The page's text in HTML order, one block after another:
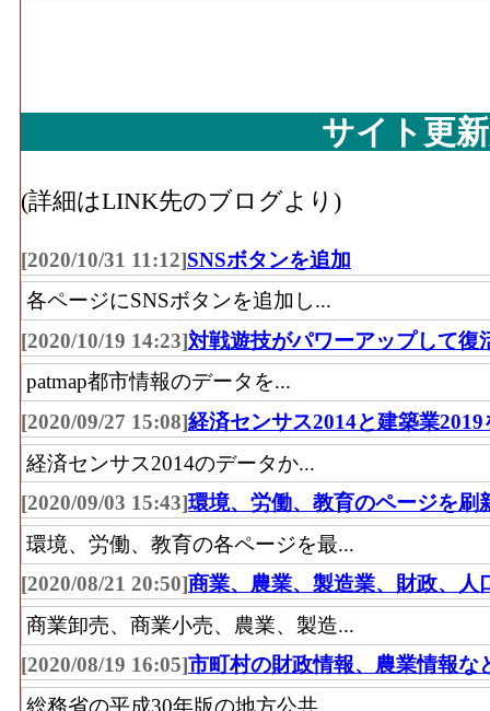
その他･年間商品販売額[百万円](2016)：「
具、スポーツ用品・がん具・娯楽用品・
その他･事業所数(2016)：「その他小売業(
器、医薬品・化粧品、農耕用品、燃料、
品・がん具・娯楽用品・楽器、写真機・
業所の数
その他･従業員数[人](2016)：「その他小売
う器、医薬品・化粧品、農耕用品、燃料
品・がん具・娯楽用品・楽器、写真機・
従事している人数
その他･売り場面積[㎡](2016)：「その他小
ゅう器、医薬品・化粧品、農耕用品、燃
ツ用品・がん具・娯楽用品・楽器、写真
品を販売用に実際に使用する売場の延床面
無店舗･年間商品販売額[百万円](2016)：「
サイト更
(詳細はLINK先のブログより)
[2020/10/31 11:12]SNSボタンを追加
各ページにSNSボタンを追加し...
[2020/10/19 14:23]対戦遊技がパワーアップして復
patmap都市情報のデータを...
[2020/09/27 15:08]経済センサス2014と建築業2019
経済センサス2014のデータか...
[2020/09/03 15:43]環境、労働、教育のページを刷
環境、労働、教育の各ページを最...
[2020/08/21 20:50]商業、農業、製造業、財政、人
商業卸売、商業小売、農業、製造...
[2020/08/19 16:05]市町村の財政情報、農業情報な
総務省の平成30年版の地方公共...